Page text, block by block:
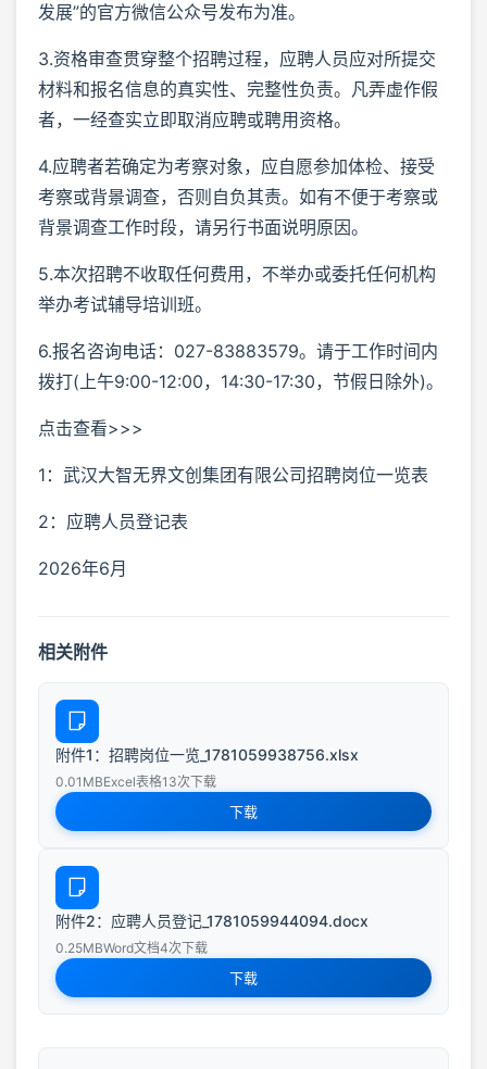
发展”的官方微信公众号发布为准。
3.资格审查贯穿整个招聘过程，应聘人员应对所提交
材料和报名信息的真实性、完整性负责。凡弄虚作假
者，一经查实立即取消应聘或聘用资格。
4.应聘者若确定为考察对象，应自愿参加体检、接受
考察或背景调查，否则自负其责。如有不便于考察或
背景调查工作时段，请另行书面说明原因。
5.本次招聘不收取任何费用，不举办或委托任何机构
举办考试辅导培训班。
6.报名咨询电话：027-83883579。请于工作时间内
拨打(上午9:00-12:00，14:30-17:30，节假日除外)。
点击查看>>>
1：武汉大智无界文创集团有限公司招聘岗位一览表
2：应聘人员登记表
2026年6月
相关附件
附件1：招聘岗位一览_1781059938756.xlsx
0.01MBExcel表格13次下载
下载
附件2：应聘人员登记_1781059944094.docx
0.25MBWord文档4次下载
下载